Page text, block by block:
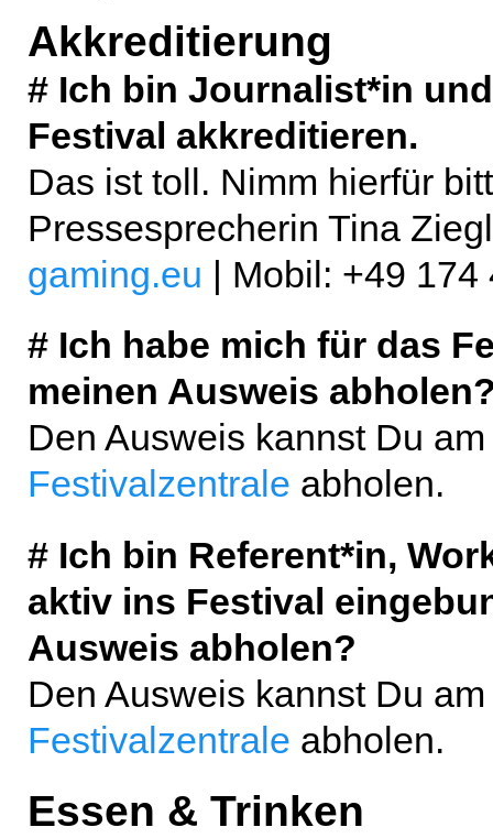
Akkreditierung
# Ich bin Journalist*in
Festival akkreditieren.
Das ist toll. Nimm hierfür
Pressesprecherin Tina
gaming.eu | Mobil: +49 174
# Ich habe mich für das
meinen Ausweis
Den Ausweis kannst Du
Festivalzentrale abholen.
# Ich bin Referent*in,
aktiv ins Festival
Ausweis abholen?
Den Ausweis kannst Du
Festivalzentrale abholen.
Essen & Trinken